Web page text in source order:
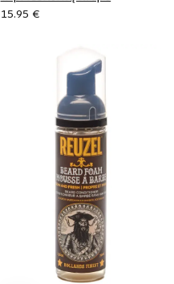
15.95 €